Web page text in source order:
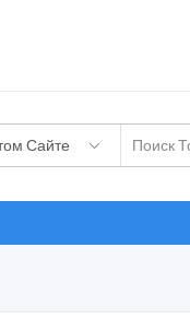
Сайте